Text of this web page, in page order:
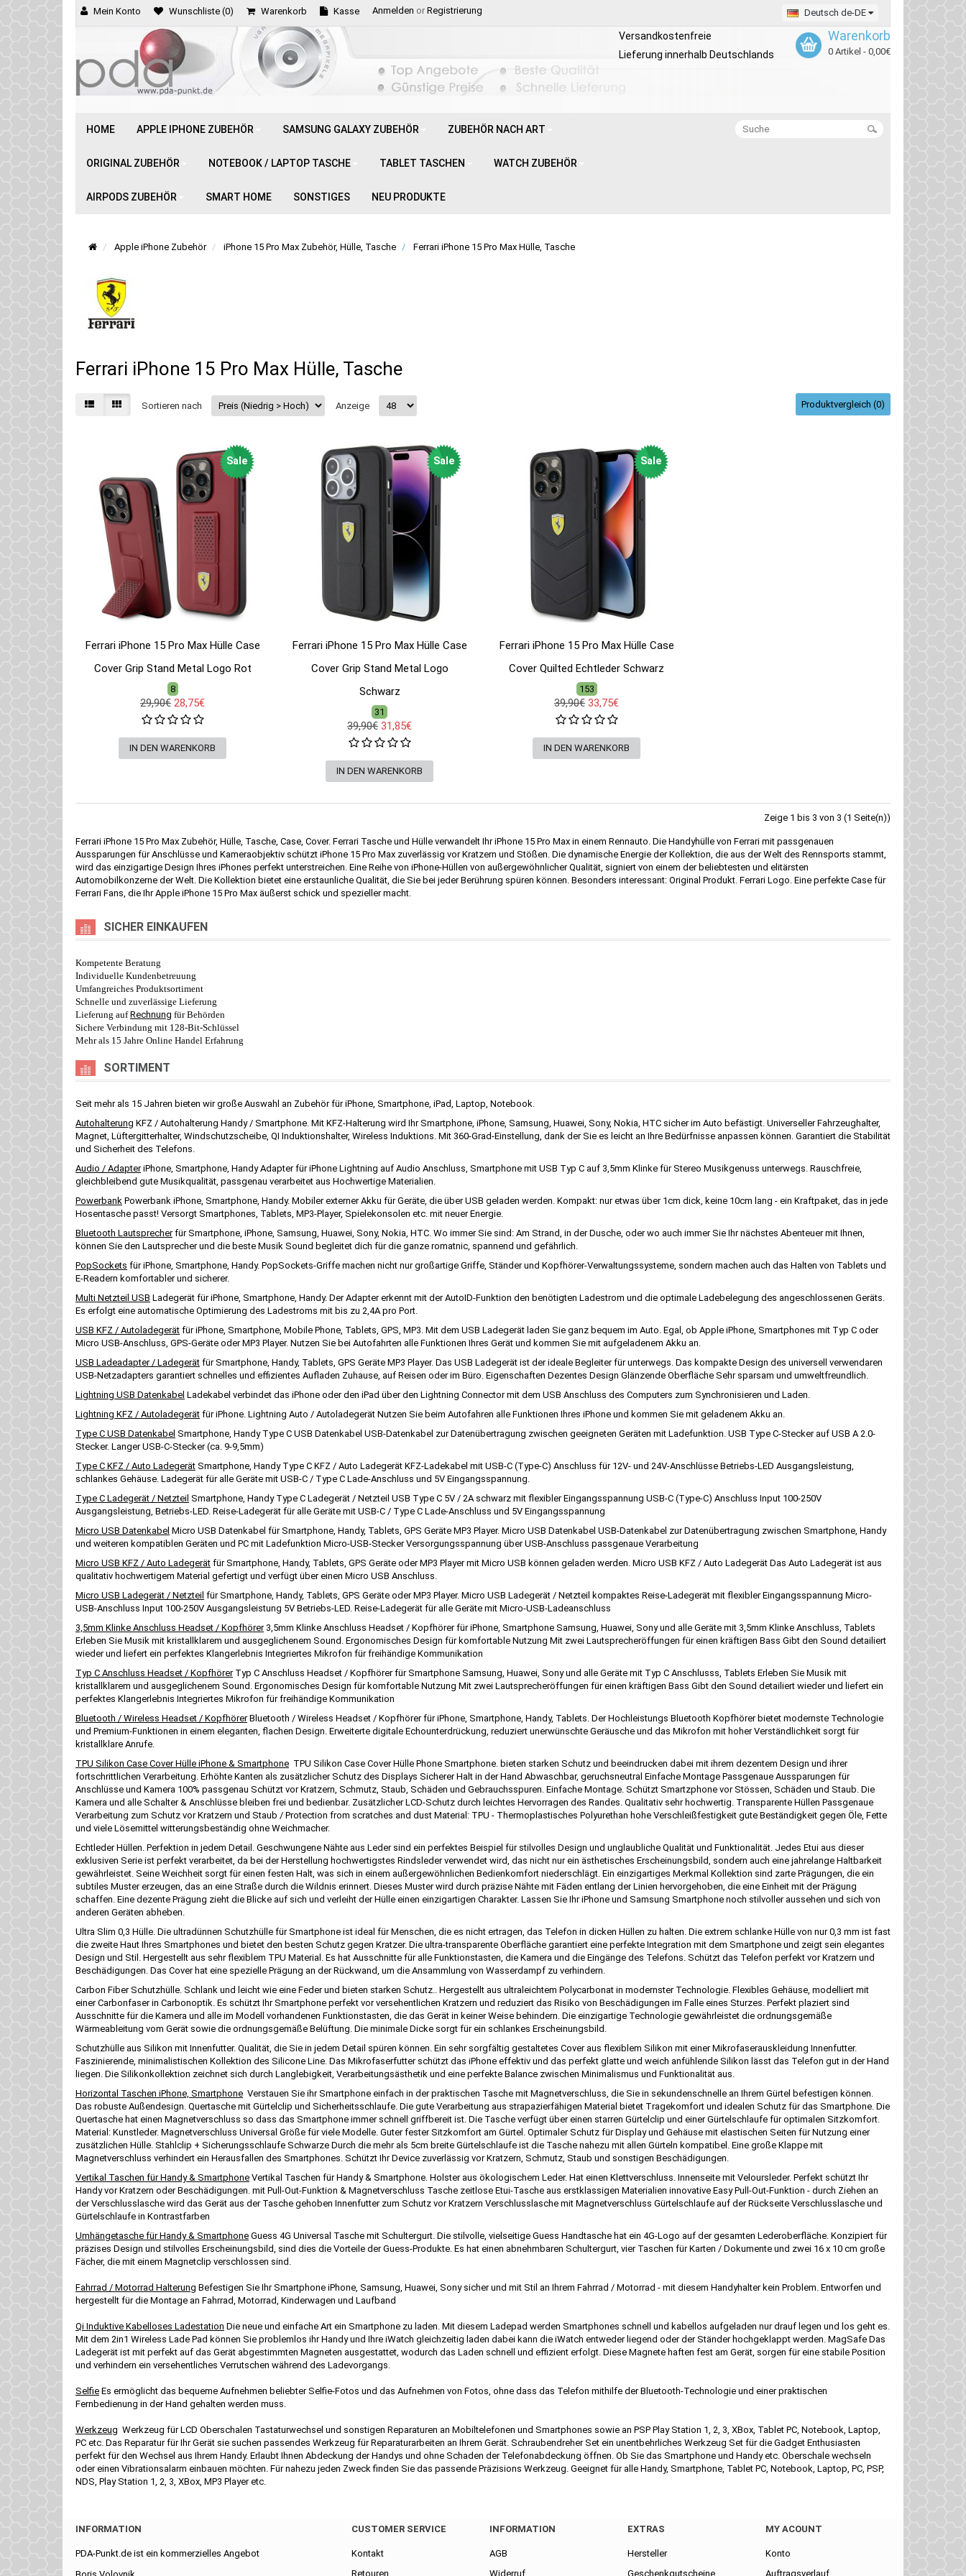
Mein Konto Wunschliste (0) Warenkorb Kasse Anmelden or Registrierung Deutsch de-DE
Versandkostenfreie
Lieferung innerhalb Deutschlands
Warenkorb
0 Artikel - 0,00€
HOME APPLE IPHONE ZUBEHÖR SAMSUNG GALAXY ZUBEHÖR ZUBEHÖR NACH ART
ORIGINAL ZUBEHÖR NOTEBOOK / LAPTOP TASCHE TABLET TASCHEN WATCH ZUBEHÖR
AIRPODS ZUBEHÖR SMART HOME SONSTIGES NEU PRODUKTE
Apple iPhone Zubehör iPhone 15 Pro Max Zubehör, Hülle, Tasche Ferrari iPhone 15 Pro Max Hülle, Tasche
Ferrari iPhone 15 Pro Max Hülle, Tasche
Sortieren nach Anzeige Produktvergleich (0)
Sale
Ferrari iPhone 15 Pro Max Hülle Case
Cover Grip Stand Metal Logo Rot
8
29,90€ 28,75€
Sale
Ferrari iPhone 15 Pro Max Hülle Case
Cover Grip Stand Metal Logo
Schwarz
31
39,90€ 31,85€
Sale
Ferrari iPhone 15 Pro Max Hülle Case
Cover Quilted Echtleder Schwarz
153
39,90€ 33,75€
Zeige 1 bis 3 von 3 (1 Seite(n))
Ferrari iPhone 15 Pro Max Zubehör, Hülle, Tasche, Case, Cover. Ferrari Tasche und Hülle verwandelt Ihr iPhone 15 Pro Max in einem Rennauto. Die Handyhülle von Ferrari mit passgenauen
Aussparungen für Anschlüsse und Kameraobjektiv schützt iPhone 15 Pro Max zuverlässig vor Kratzern und Stößen. Die dynamische Energie der Kollektion, die aus der Welt des Rennsports stammt,
wird das einzigartige Design Ihres iPhones perfekt unterstreichen. Eine Reihe von iPhone-Hüllen von außergewöhnlicher Qualität, signiert von einem der beliebtesten und elitärsten
Automobilkonzerne der Welt. Die Kollektion bietet eine erstaunliche Qualität, die Sie bei jeder Berührung spüren können. Besonders interessant: Original Produkt. Ferrari Logo. Eine perfekte Case für
Ferrari Fans, die Ihr Apple iPhone 15 Pro Max äußerst schick und spezieller macht.
SICHER EINKAUFEN
Kompetente Beratung
Individuelle Kundenbetreuung
Umfangreiches Produktsortiment
Schnelle und zuverlässige Lieferung
Lieferung aufRechnung für Behörden
Sichere Verbindung mit 128-Bit-Schlüssel
Mehr als 15 Jahre Online Handel Erfahrung
SORTIMENT
Seit mehr als 15 Jahren bieten wir große Auswahl an Zubehör für iPhone, Smartphone, iPad, Laptop, Notebook.
Autohalterung KFZ / Autohalterung Handy / Smartphone. Mit KFZ-Halterung wird Ihr Smartphone, iPhone, Samsung, Huawei, Sony, Nokia, HTC sicher im Auto befästigt. Universeller Fahrzeughalter,
Magnet, Lüftergitterhalter, Windschutzscheibe, QI Induktionshalter, Wireless Induktions. Mit 360-Grad-Einstellung, dank der Sie es leicht an Ihre Bedürfnisse anpassen können. Garantiert die Stabilität
und Sicherheit des Telefons.
Audio / AdapteriPhone, Smartphone, Handy Adapter für iPhone Lightning auf Audio Anschluss, Smartphone mit USB Typ C auf 3,5mm Klinke für Stereo Musikgenuss unterwegs. Rauschfreie,
gleichbleibend gute Musikqualität, passgenau verarbeitet aus Hochwertige Materialien.
Powerbank Powerbank iPhone, Smartphone, Handy. Mobiler externer Akku für Geräte, die über USB geladen werden. Kompakt: nur etwas über 1cm dick, keine 10cm lang - ein Kraftpaket, das in jede
Hosentasche passt! Versorgt Smartphones, Tablets, MP3-Player, Spielekonsolen etc. mit neuer Energie.
Bluetooth Lautsprecherfür Smartphone, iPhone, Samsung, Huawei, Sony, Nokia, HTC. Wo immer Sie sind: Am Strand, in der Dusche, oder wo auch immer Sie Ihr nächstes Abenteuer mit Ihnen,
können Sie den Lautsprecher und die beste Musik Sound begleitet dich für die ganze romatnic, spannend und gefährlich.
PopSockets für iPhone, Smartphone, Handy. PopSockets-Griffe machen nicht nur großartige Griffe, Ständer und Kopfhörer-Verwaltungssysteme, sondern machen auch das Halten von Tablets und
E-Readern komfortabler und sicherer.
Multi Netzteil USB Ladegerät für iPhone, Smartphone, Handy. Der Adapter erkennt mit der AutoID-Funktion den benötigten Ladestrom und die optimale Ladebelegung des angeschlossenen Geräts.
Es erfolgt eine automatische Optimierung des Ladestroms mit bis zu 2,4A pro Port.
USB KFZ / Autoladegerät für iPhone, Smartphone, Mobile Phone, Tablets, GPS, MP3. Mit dem USB Ladegerät laden Sie ganz bequem im Auto. Egal, ob Apple iPhone, Smartphones mit Typ C oder
Micro USB-Anschluss, GPS-Geräte oder MP3 Player. Nutzen Sie bei Autofahrten alle Funktionen Ihres Gerät und kommen Sie mit aufgeladenem Akku an.
USB Ladeadapter / Ladegerät für Smartphone, Handy, Tablets, GPS Geräte MP3 Player. Das USB Ladegerät ist der ideale Begleiter für unterwegs. Das kompakte Design des universell verwendaren
USB-Netzadapters garantiert schnelles und effizientes Aufladen Zuhause, auf Reisen oder im Büro. Eigenschaften Dezentes Design Glänzende Oberfläche Sehr sparsam und umweltfreundlich.
Lightning USB Datenkabel Ladekabel verbindet das iPhone oder den iPad über den Lightning Connector mit dem USB Anschluss des Computers zum Synchronisieren und Laden.
Lightning KFZ / Autoladegerät für iPhone. Lightning Auto / Autoladegerät Nutzen Sie beim Autofahren alle Funktionen Ihres iPhone und kommen Sie mit geladenem Akku an.
Type C USB Datenkabel Smartphone, Handy Type C USB Datenkabel USB-Datenkabel zur Datenübertragung zwischen geeigneten Geräten mit Ladefunktion. USB Type C-Stecker auf USB A 2.0-
Stecker. Langer USB-C-Stecker (ca. 9-9,5mm)
Type C KFZ / Auto Ladegerät Smartphone, Handy Type C KFZ / Auto Ladegerät KFZ-Ladekabel mit USB-C (Type-C) Anschluss für 12V- und 24V-Anschlüsse Betriebs-LED Ausgangsleistung,
schlankes Gehäuse. Ladegerät für alle Geräte mit USB-C / Type C Lade-Anschluss und 5V Eingangsspannung.
Type C Ladegerät / Netzteil Smartphone, Handy Type C Ladegerät / Netzteil USB Type C 5V / 2A schwarz mit flexibler Eingangsspannung USB-C (Type-C) Anschluss Input 100-250V
Ausgangsleistung, Betriebs-LED. Reise-Ladegerät für alle Geräte mit USB-C / Type C Lade-Anschluss und 5V Eingangsspannung
Micro USB Datenkabel Micro USB Datenkabel für Smartphone, Handy, Tablets, GPS Geräte MP3 Player. Micro USB Datenkabel USB-Datenkabel zur Datenübertragung zwischen Smartphone, Handy
und weiteren kompatiblen Geräten und PC mit Ladefunktion Micro-USB-Stecker Versorgungsspannung über USB-Anschluss passgenaue Verarbeitung
Micro USB KFZ / Auto Ladegerät für Smartphone, Handy, Tablets, GPS Geräte oder MP3 Player mit Micro USB können geladen werden. Micro USB KFZ / Auto Ladegerät Das Auto Ladegerät ist aus
qualitativ hochwertigem Material gefertigt und verfügt über einen Micro USB Anschluss.
Micro USB Ladegerät / Netzteil für Smartphone, Handy, Tablets, GPS Geräte oder MP3 Player. Micro USB Ladegerät / Netzteil kompaktes Reise-Ladegerät mit flexibler Eingangsspannung Micro-
USB-Anschluss Input 100-250V Ausgangsleistung 5V Betriebs-LED. Reise-Ladegerät für alle Geräte mit Micro-USB-Ladeanschluss
3,5mm Klinke Anschluss Headset / Kopfhörer3,5mm Klinke Anschluss Headset / Kopfhörer für iPhone, Smartphone Samsung, Huawei, Sony und alle Geräte mit 3,5mm Klinke Anschluss, Tablets
Erleben Sie Musik mit kristallklarem und ausgeglichenem Sound. Ergonomisches Design für komfortable Nutzung Mit zwei Lautsprecheröffungen für einen kräftigen Bass Gibt den Sound detailiert
wieder und liefert ein perfektes Klangerlebnis Integriertes Mikrofon für freihändige Kommunikation
Typ C Anschluss Headset / KopfhörerTyp C Anschluss Headset / Kopfhörer für Smartphone Samsung, Huawei, Sony und alle Geräte mit Typ C Anschlusss, Tablets Erleben Sie Musik mit
kristallklarem und ausgeglichenem Sound. Ergonomisches Design für komfortable Nutzung Mit zwei Lautsprecheröffungen für einen kräftigen Bass Gibt den Sound detailiert wieder und liefert ein
perfektes Klangerlebnis Integriertes Mikrofon für freihändige Kommunikation
Bluetooth / Wireless Headset / KopfhörerBluetooth / Wireless Headset / Kopfhörer für iPhone, Smartphone, Handy, Tablets. Der Hochleistungs Bluetooth Kopfhörer bietet modernste Technologie
und Premium-Funktionen in einem eleganten, flachen Design. Erweiterte digitale Echounterdrückung, reduziert unerwünschte Geräusche und das Mikrofon mit hoher Verständlichkeit sorgt für
kristallklare Anrufe.
TPU Silikon Case Cover Hülle iPhone & Smartphone TPU Silikon Case Cover Hülle Phone Smartphone. bieten starken Schutz und beeindrucken dabei mit ihrem dezentem Design und ihrer
fortschrittlichen Verarbeitung. Erhöhte Kanten als zusätzlicher Schutz des Displays Sicherer Halt in der Hand Abwaschbar, geruchsneutral Einfache Montage Passgenaue Aussparungen für
Anschlüsse und Kamera 100% passgenau Schützt vor Kratzern, Schmutz, Staub, Schäden und Gebrauchsspuren. Einfache Montage. Schützt Smartzphone vor Stössen, Schäden und Staub. Die
Kamera und alle Schalter & Anschlüsse bleiben frei und bedienbar. Zusätzlicher LCD-Schutz durch leichtes Hervorragen des Randes. Qualitativ sehr hochwertig. Transparente Hüllen Passgenaue
Verarbeitung zum Schutz vor Kratzern und Staub / Protection from scratches and dust Material: TPU - Thermoplastisches Polyurethan hohe Verschleißfestigkeit gute Beständigkeit gegen Öle, Fette
und viele Lösemittel witterungsbeständig ohne Weichmacher.
Echtleder Hüllen. Perfektion in jedem Detail. Geschwungene Nähte aus Leder sind ein perfektes Beispiel für stilvolles Design und unglaubliche Qualität und Funktionalität. Jedes Etui aus dieser
exklusiven Serie ist perfekt verarbeitet, da bei der Herstellung hochwertigstes Rindsleder verwendet wird, das nicht nur ein ästhetisches Erscheinungsbild, sondern auch eine jahrelange Haltbarkeit
gewährleistet. Seine Weichheit sorgt für einen festen Halt, was sich in einem außergewöhnlichen Bedienkomfort niederschlägt. Ein einzigartiges Merkmal Kollektion sind zarte Prägungen, die ein
subtiles Muster erzeugen, das an eine Straße durch die Wildnis erinnert. Dieses Muster wird durch präzise Nähte mit Fäden entlang der Linien hervorgehoben, die eine Einheit mit der Prägung
schaffen. Eine dezente Prägung zieht die Blicke auf sich und verleiht der Hülle einen einzigartigen Charakter. Lassen Sie Ihr iPhone und Samsung Smartphone noch stilvoller aussehen und sich von
anderen Geräten abheben.
Ultra Slim 0,3 Hülle. Die ultradünnen Schutzhülle für Smartphone ist ideal für Menschen, die es nicht ertragen, das Telefon in dicken Hüllen zu halten. Die extrem schlanke Hülle von nur 0,3 mm ist fast
die zweite Haut Ihres Smartphones und bietet den besten Schutz gegen Kratzer. Die ultra-transparente Oberfläche garantiert eine perfekte Integration mit dem Smartphone und zeigt sein elegantes
Design und Stil. Hergestellt aus sehr flexiblem TPU Material. Es hat Ausschnitte für alle Funktionstasten, die Kamera und die Eingänge des Telefons. Schützt das Telefon perfekt vor Kratzern und
Beschädigungen. Das Cover hat eine spezielle Prägung an der Rückwand, um die Ansammlung von Wasserdampf zu verhindern.
Carbon Fiber Schutzhülle. Schlank und leicht wie eine Feder und bieten starken Schutz.. Hergestellt aus ultraleichtem Polycarbonat in modernster Technologie. Flexibles Gehäuse, modelliert mit
einer Carbonfaser in Carbonoptik. Es schützt Ihr Smartphone perfekt vor versehentlichen Kratzern und reduziert das Risiko von Beschädigungen im Falle eines Sturzes. Perfekt plaziert sind
Ausschnitte für die Kamera und alle im Modell vorhandenen Funktionstasten, die das Gerät in keiner Weise behindern. Die einzigartige Technologie gewährleistet die ordnungsgemäße
Wärmeableitung vom Gerät sowie die ordnungsgemäße Belüftung. Die minimale Dicke sorgt für ein schlankes Erscheinungsbild.
Schutzhülle aus Silikon mit Innenfutter. Qualität, die Sie in jedem Detail spüren können. Ein sehr sorgfältig gestaltetes Cover aus flexiblem Silikon mit einer Mikrofaserauskleidung Innenfutter.
Faszinierende, minimalistischen Kollektion des Silicone Line. Das Mikrofaserfutter schützt das iPhone effektiv und das perfekt glatte und weich anfühlende Silikon lässt das Telefon gut in der Hand
liegen. Die Silikonkollektion zeichnet sich durch Langlebigkeit, Verarbeitungsästhetik und eine perfekte Balance zwischen Minimalismus und Funktionalität aus.
Horizontal Taschen iPhone, Smartphone Verstauen Sie ihr Smartphone einfach in der praktischen Tasche mit Magnetverschluss, die Sie in sekundenschnelle an Ihrem Gürtel befestigen können.
Das robuste Außendesign. Quertasche mit Gürtelclip und Sicherheitsschlaufe. Die gute Verarbeitung aus strapazierfähigen Material bietet Tragekomfort und idealen Schutz für das Smartphone. Die
Quertasche hat einen Magnetverschluss so dass das Smartphone immer schnell griffbereit ist. Die Tasche verfügt über einen starren Gürtelclip und einer Gürtelschlaufe für optimalen Sitzkomfort.
Material: Kunstleder. Magnetverschluss Universal Größe für viele Modelle. Guter fester Sitzkomfort am Gürtel. Optimaler Schutz für Display und Gehäuse mit elastischen Seiten für Nutzung einer
zusätzlichen Hülle. Stahlclip + Sicherungsschlaufe Schwarze Durch die mehr als 5cm breite Gürtelschlaufe ist die Tasche nahezu mit allen Gürteln kompatibel. Eine große Klappe mit
Magnetverschluss verhindert ein Herausfallen des Smartphones. Schützt Ihr Device zuverlässig vor Kratzern, Schmutz, Staub und sonstigen Beschädigungen.
Vertikal Taschen für Handy & Smartphone Vertikal Taschen für Handy & Smartphone. Holster aus ökologischem Leder. Hat einen Klettverschluss. Innenseite mit Veloursleder. Perfekt schützt Ihr
Handy vor Kratzern oder Beschädigungen. mit Pull-Out-Funktion & Magnetverschluss Tasche zeitlose Etui-Tasche aus erstklassigen Materialien innovative Easy Pull-Out-Funktion - durch Ziehen an
der Verschlusslasche wird das Gerät aus der Tasche gehoben Innenfutter zum Schutz vor Kratzern Verschlusslasche mit Magnetverschluss Gürtelschlaufe auf der Rückseite Verschlusslasche und
Gürtelschlaufe in Kontrastfarben
Umhängetasche für Handy & Smartphone Guess 4G Universal Tasche mit Schultergurt. Die stilvolle, vielseitige Guess Handtasche hat ein 4G-Logo auf der gesamten Lederoberfläche. Konzipiert für
präzises Design und stilvolles Erscheinungsbild, sind dies die Vorteile der Guess-Produkte. Es hat einen abnehmbaren Schultergurt, vier Taschen für Karten / Dokumente und zwei 16 x 10 cm große
Fächer, die mit einem Magnetclip verschlossen sind.
Fahrrad / Motorrad Halterung Befestigen Sie Ihr Smartphone iPhone, Samsung, Huawei, Sony sicher und mit Stil an Ihrem Fahrrad / Motorrad - mit diesem Handyhalter kein Problem. Entworfen und
hergestellt für die Montage an Fahrrad, Motorrad, Kinderwagen und Laufband
Qi Induktive Kabelloses Ladestation Die neue und einfache Art ein Smartphone zu laden. Mit diesem Ladepad werden Smartphones schnell und kabellos aufgeladen nur drauf legen und los geht es.
Mit dem 2in1 Wireless Lade Pad können Sie problemlos ihr Handy und Ihre iWatch gleichzeitig laden dabei kann die iWatch entweder liegend oder der Ständer hochgeklappt werden. MagSafe Das
Ladegerät ist mit perfekt auf das Gerät abgestimmten Magneten ausgestattet, wodurch das Laden schnell und effizient erfolgt. Diese Magnete haften fest am Gerät, sorgen für eine stabile Position
und verhindern ein versehentliches Verrutschen während des Ladevorgangs.
Selfie Es ermöglicht das bequeme Aufnehmen beliebter Selfie-Fotos und das Aufnehmen von Fotos, ohne dass das Telefon mithilfe der Bluetooth-Technologie und einer praktischen
Fernbedienung in der Hand gehalten werden muss.
Werkzeug Werkzeug für LCD Oberschalen Tastaturwechsel und sonstigen Reparaturen an Mobiltelefonen und Smartphones sowie an PSP Play Station 1, 2, 3, XBox, Tablet PC, Notebook, Laptop,
PC etc. Das Reparatur für Ihr Gerät sie suchen passendes Werkzeug für Reparaturarbeiten an Ihrem Gerät. Schraubendreher Set ein unentbehrliches Werkzeug Set für die Gadget Enthusiasten
perfekt für den Wechsel aus Ihrem Handy. Erlaubt Ihnen Abdeckung der Handys und ohne Schaden der Telefonabdeckung öffnen. Ob Sie das Smartphone und Handy etc. Oberschale wechseln
oder einen Vibrationsalarm einbauen möchten. Für nahezu jeden Zweck finden Sie das passende Präzisions Werkzeug. Geeignet für alle Handy, Smartphone, Tablet PC, Notebook, Laptop, PC, PSP,
NDS, Play Station 1, 2, 3, XBox, MP3 Player etc.
INFORMATION
PDA-Punkt.de ist ein kommerzielles Angebot
CUSTOMER SERVICE
Kontakt
Retouren
INFORMATION
AGB
Widerruf
EXTRAS
Hersteller
Geschenkgutscheine
MY ACOUNT
Konto
Auftragsverlauf